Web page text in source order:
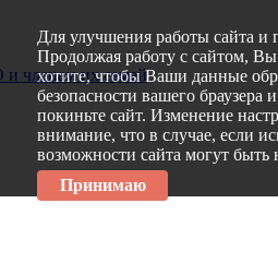
членам их семей
Для улучшения работы сайта
Продолжая работу с сайтом,
хотите, чтобы Ваши данные
безопасности вашего браузера
покиньте сайт. Изменение
внимание, что в случае, если
возможности сайта могут быть
Принимаю